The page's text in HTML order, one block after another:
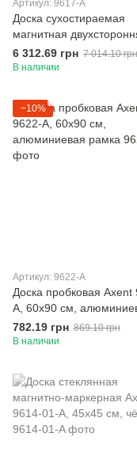
Артикул: 9617-A
Доска сухостираемая
магнитная
Axent 9617-A, 90х150 см,
мобильная
6 312.69 грн 7 014.10 грн
В наличии
−10%
Артикул: 9622-A
Доска пробковая Axent
A, 60х90 см,
рамка
782.19 грн 869.10 грн
В наличии